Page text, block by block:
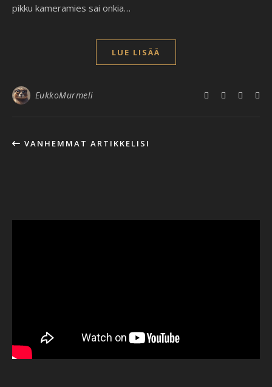
pikku kameramies sai onkia…
LUE LISÄÄ
EukkoMurmeli
VANHEMMAT ARTIKKELISI